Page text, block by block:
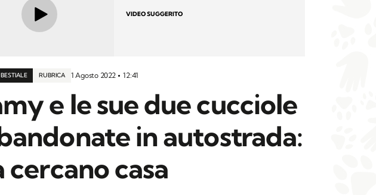
VIDEO SUGGERITO
RUBRICA 1 Agosto 2022 12:41
e le sue due cucciole
in autostrada:
cercano casa